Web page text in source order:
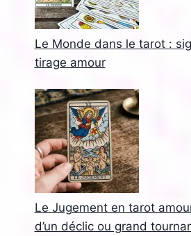
Le Monde dans le tarot :
tirage amour
Le Jugement en tarot
d’un déclic ou grand